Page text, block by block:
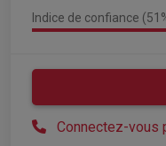
Indice de confiance
Connectez-vous